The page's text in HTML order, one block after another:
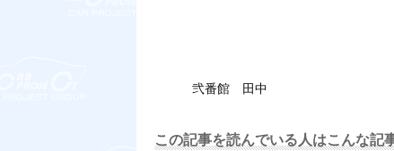
弐番館 田中
この記事を読んでいる人はこんな記